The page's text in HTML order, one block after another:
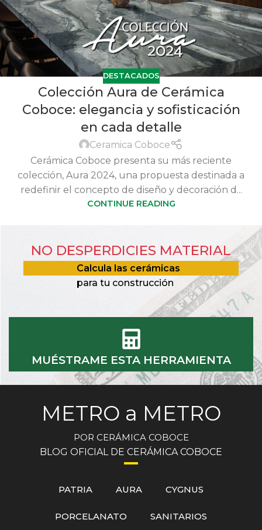
DESTACADOS
Colección Aura de Cerámica
Coboce: elegancia y sofisticación
en cada detalle
Ceramica Coboce
Cerámica Coboce presenta su más reciente
colección, Aura 2024, una propuesta destinada a
redefinir el concepto de diseño y decoración d...
CONTINUE READING
NO DESPERDICIES MATERIAL
Calcula las cerámicas
para tu construcción
MUÉSTRAME ESTA HERRAMIENTA
METRO a METRO
POR CERÁMICA COBOCE
BLOG OFICIAL DE CERÁMICA COBOCE
PATRIA AURA CYGNUS
PORCELANATO SANITARIOS